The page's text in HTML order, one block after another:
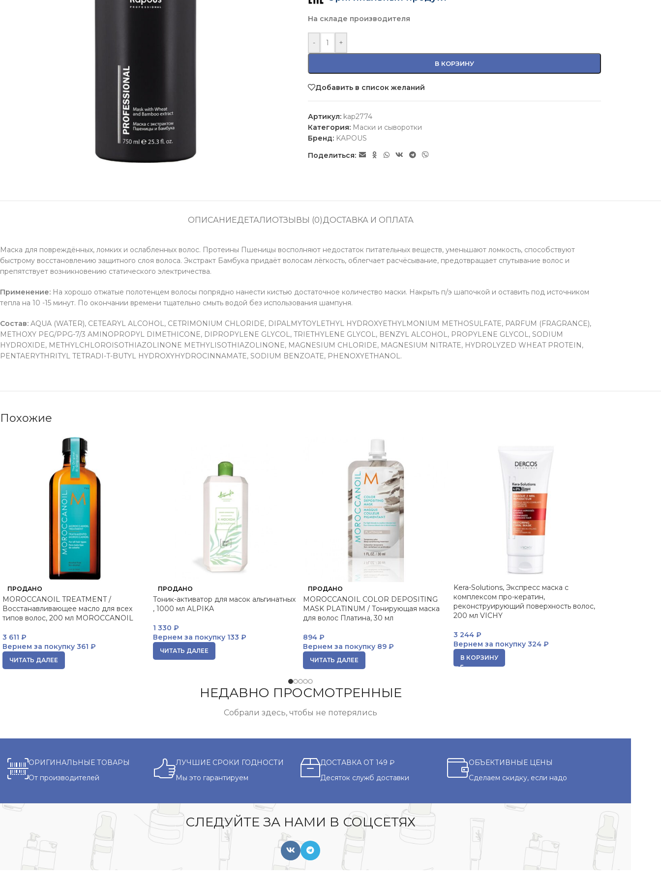
На складе производителя
- +
В КОРЗИНУ
Добавить в список желаний
Артикул: kap2774
Категория: Маски и сыворотки
Бренд: KAPOUS
Поделиться:
ОПИСАНИЕДЕТАЛИОТЗЫВЫ (0)ДОСТАВКА И ОПЛАТА
Маска для повреждённых, ломких и ослабленных волос. Протеины Пшеницы восполняют недостаток питательных веществ, уменьшают ломкость, способствуют
быстрому восстановлению защитного слоя волоса. Экстракт Бамбука придаёт волосам лёгкость, облегчает расчёсывание, предотвращает спутывание волос и
препятствует возникновению статического электричества.
Применение: На хорошо отжатые полотенцем волосы попрядно нанести кистью достаточное количество маски. Накрыть п/э шапочкой и оставить под источником
тепла на 10 -15 минут. По окончании времени тщательно смыть водой без использования шампуня.
Состав: AQUA (WATER), CETEARYL ALCOHOL, CETRIMONIUM CHLORIDE, DIPALMYTOYLETHYL HYDROXYETHYLMONIUM METHOSULFATE, PARFUM (FRAGRANCE),
METHOXY PEG/PPG-7/3 AMINOPROPYL DIMETHICONE, DIPROPYLENE GLYCOL, TRIETHYLENE GLYCOL, BENZYL ALCOHOL, PROPYLENE GLYCOL, SODIUM
HYDROXIDE, METHYLCHLOROISOTHIAZOLINONE METHYLISOTHIAZOLINONE, MAGNESIUM CHLORIDE, MAGNESIUM NITRATE, HYDROLYZED WHEAT PROTEIN,
PENTAERYTHRITYL TETRADI-T-BUTYL HYDROXYHYDROCINNAMATE, SODIUM BENZOATE, PHENOXYETHANOL.
Похожие
ПРОДАНО
MOROCCANOIL TREATMENT /
Восстанавливающее масло для всех
типов волос, 200 мл MOROCCANOIL
3 611 ₽
Вернем за покупку 361 ₽
ЧИТАТЬ ДАЛЕЕ
ПРОДАНО
Тоник-активатор для масок альгинатных
, 1000 мл ALPIKA
1 330 ₽
Вернем за покупку133 ₽
ЧИТАТЬ ДАЛЕЕ
ПРОДАНО
MOROCCANOIL COLOR DEPOSITING
MASK PLATINUM / Тонирующая маска
для волос Платина, 30 мл
894 ₽
Вернем за покупку 89 ₽
ЧИТАТЬ ДАЛЕЕ
Kera-Solutions, Экспресс маска с
комплексом про-кератин,
реконструирующий поверхность волос,
200 мл VICHY
3 244 ₽
Вернем за покупку324 ₽
В КОРЗИНУ
НЕДАВНО ПРОСМОТРЕННЫЕ
Собрали здесь, чтобы не потерялись
ОРИГИНАЛЬНЫЕ ТОВАРЫ
От производителей
ЛУЧШИЕ СРОКИ ГОДНОСТИ
Мы это гарантируем
ДОСТАВКА ОТ 149 ₽
Десяток служб доставки
ОБЪЕКТИВНЫЕ ЦЕНЫ
Сделаем скидку, если надо
СЛЕДУЙТЕ ЗА НАМИ В СОЦСЕТЯХ